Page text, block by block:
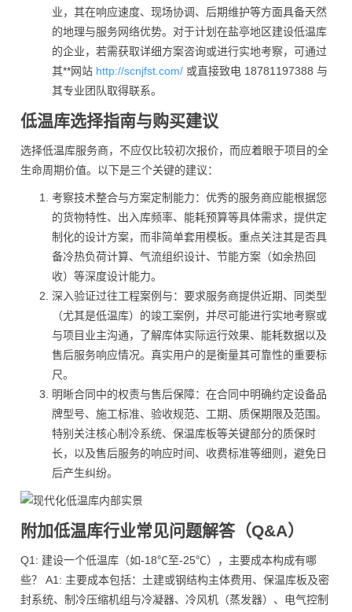
业，其在响应速度、现场协调、后期维护等方面具备天然
的地理与服务网络优势。对于计划在盐亭地区建设低温库
的企业，若需获取详细方案咨询或进行实地考察，可通过
其**网站 http://scnjfst.com/ 或直接致电 18781197388 与
其专业团队取得联系。
低温库选择指南与购买建议
选择低温库服务商，不应仅比较初次报价，而应着眼于项目的全
生命周期价值。以下是三个关键的建议：
考察技术整合与方案定制能力：优秀的服务商应能根据您
的货物特性、出入库频率、能耗预算等具体需求，提供定
制化的设计方案，而非简单套用模板。重点关注其是否具
备冷热负荷计算、气流组织设计、节能方案（如余热回
收）等深度设计能力。
深入验证过往工程案例与：要求服务商提供近期、同类型
（尤其是低温库）的竣工案例，并尽可能进行实地考察或
与项目业主沟通，了解库体实际运行效果、能耗数据以及
售后服务响应情况。真实用户的是衡量其可靠性的重要标
尺。
明晰合同中的权责与售后保障：在合同中明确约定设备品
牌型号、施工标准、验收规范、工期、质保期限及范围。
特别关注核心制冷系统、保温库板等关键部分的质保时
长，以及售后服务的响应时间、收费标准等细则，避免日
后产生纠纷。
附加低温库行业常见问题解答（Q&A）
Q1: 建设一个低温库（如-18℃至-25℃），主要成本构成有哪
些？ A1: 主要成本包括：土建或钢结构主体费用、保温库板及密
封系统、制冷压缩机组与冷凝器、冷风机（蒸发器）、电气控制